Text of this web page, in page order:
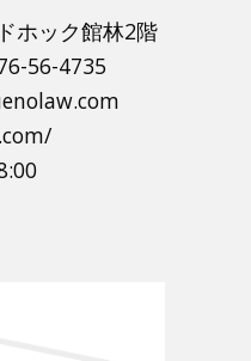
ホック館林2階
56-4735